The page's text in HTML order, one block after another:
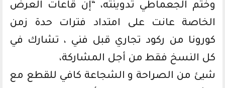
وختم الجعماطي تدوينته، “إن قاعات العرض
الخاصة عانت على امتداد فترات حدة زمن
كورونا من ركود تجاري قبل فني ، تشارك في
كل النسخ فقط من أجل المشاركة،
شيئ من الصراحة و الشجاعة كافي للقطع مع